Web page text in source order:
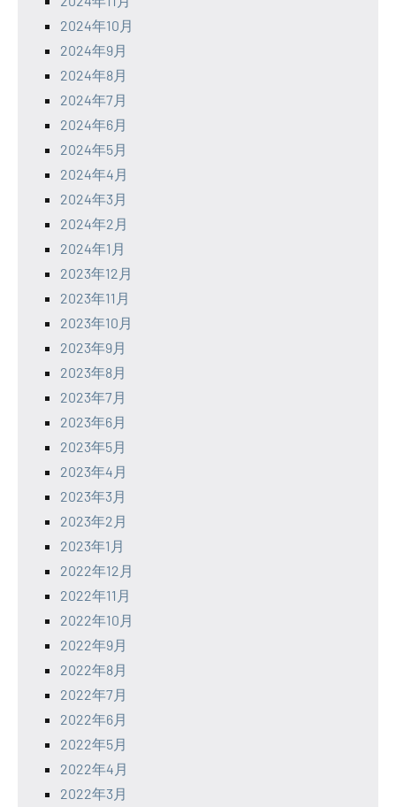
2024年10月
2024年9月
2024年8月
2024年7月
2024年6月
2024年5月
2024年4月
2024年3月
2024年2月
2024年1月
2023年12月
2023年11月
2023年10月
2023年9月
2023年8月
2023年7月
2023年6月
2023年5月
2023年4月
2023年3月
2023年2月
2023年1月
2022年12月
2022年11月
2022年10月
2022年9月
2022年8月
2022年7月
2022年6月
2022年5月
2022年4月
2022年3月